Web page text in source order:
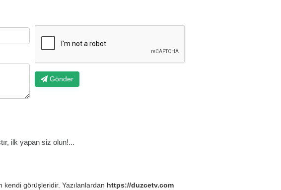
Gönder
ilk yapan siz olun!...
görüşleridir. Yazılanlardan https://duzcetv.com